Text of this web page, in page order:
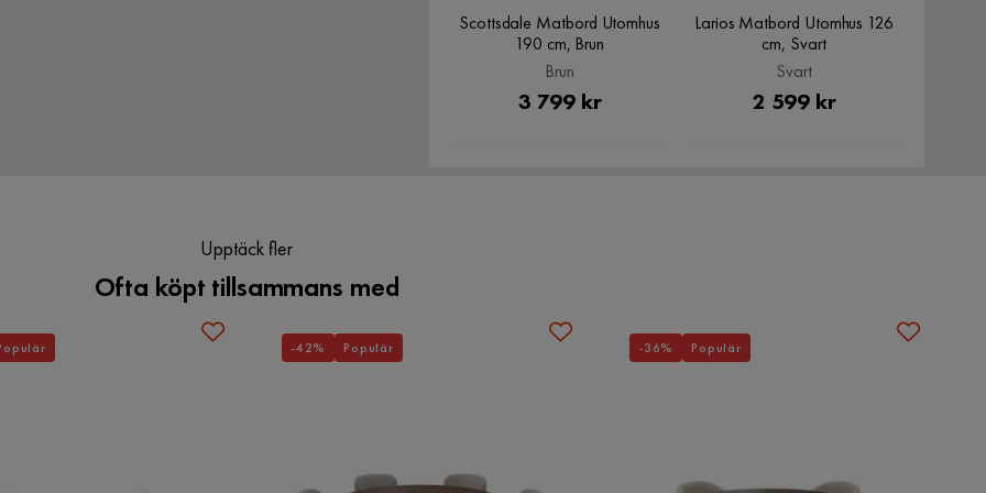
Scottsdale Matbord Utomhus
190 cm, Brun
Brun
Pris
3 799 kr
Larios Matbord Utomhus 126
cm, Svart
Svart
Pris
2 599 kr
Upptäck fler
Ofta köpt tillsammans med
-42% Populär -36% Populär